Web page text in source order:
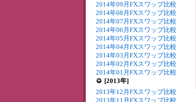
2014年09月FXスワップ比較
2014年08月FXスワップ比較
2014年07月FXスワップ比較
2014年06月FXスワップ比較
2014年05月FXスワップ比較
2014年04月FXスワップ比較
2014年03月FXスワップ比較
2014年02月FXスワップ比較
2014年01月FXスワップ比較
[2013年]
2013年12月FXスワップ比較
2013年11月FXスワップ比較